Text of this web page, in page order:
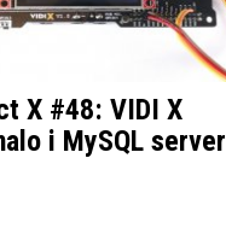
X #48: VIDI X
i MySQL server